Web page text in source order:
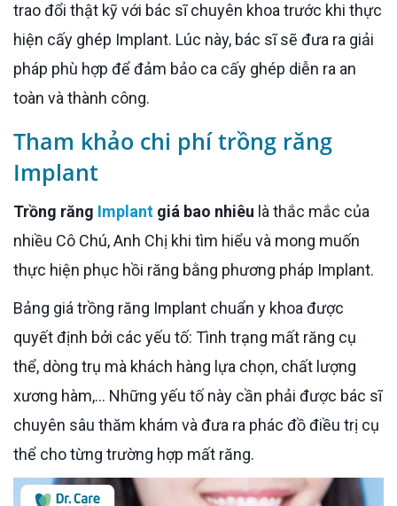
trao đổi thật kỹ với bác sĩ chuyên khoa trước khi thực
hiện cấy ghép Implant. Lúc này, bác sĩ sẽ đưa ra giải
pháp phù hợp để đảm bảo ca cấy ghép diễn ra an
toàn và thành công.
Tham khảo chi phí trồng răng
Implant
Trồng răng Implant giá bao nhiêu là thắc mắc của
nhiều Cô Chú, Anh Chị khi tìm hiểu và mong muốn
thực hiện phục hồi răng bằng phương pháp Implant.
Bảng giá trồng răng Implant chuẩn y khoa được
quyết định bởi các yếu tố: Tình trạng mất răng cụ
thể, dòng trụ mà khách hàng lựa chọn, chất lượng
xương hàm,... Những yếu tố này cần phải được bác sĩ
chuyên sâu thăm khám và đưa ra phác đồ điều trị cụ
thể cho từng trường hợp mất răng.